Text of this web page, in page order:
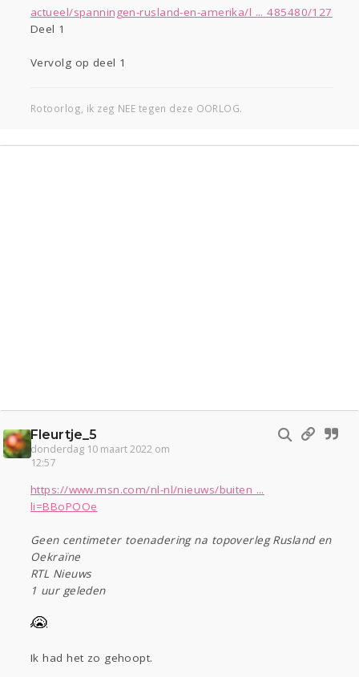
Sport
Contact Viva zoekt
Aangeboden
Gevraagd
actueel/spanningen-rusland-en-amerika/l ... 485480/127
Deel 1
Vervolg op deel 1
Rotoorlog, ik zeg NEE tegen deze OORLOG.
Fleurtje_5
donderdag 10 maart 2022 om
12:57
https://www.msn.com/nl-nl/nieuws/buiten ...
li=BBoPOOe
Geen centimeter toenadering na topoverleg Rusland en
Oekraïne
RTL Nieuws
1 uur geleden
Ik had het zo gehoopt.